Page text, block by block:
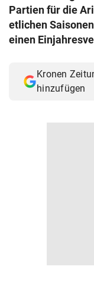
Partien für die
etlichen
einen
Kronen
hinzufügen